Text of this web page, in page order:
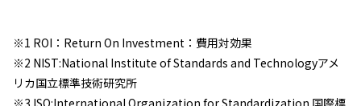
※1 ROI：Return On Investment：費用対効果
※2 NIST:National Institute of Standards and Technologyアメ
リカ国立標準技術研究所
※3 ISO:International Organization for Standardization 国際標